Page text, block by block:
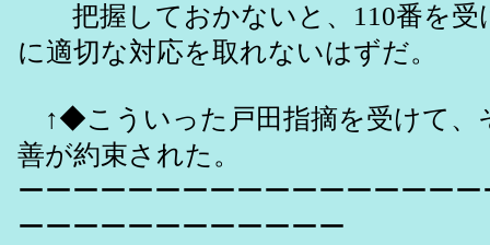
把握しておかないと、110番を受
に適切な対応を取れないはずだ。
↑◆こういった戸田指摘を受けて、
善が約束された。
ーーーーーーーーーーーーーーーー
ーーーーーーーーーーーー